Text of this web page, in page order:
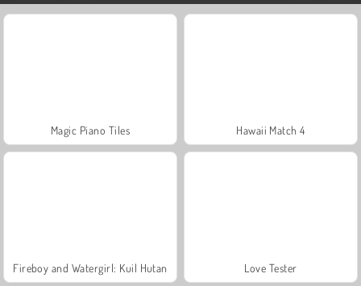
Magic Piano Tiles Hawaii Match 4
Fireboy and Watergirl: Kuil Hutan Love Tester